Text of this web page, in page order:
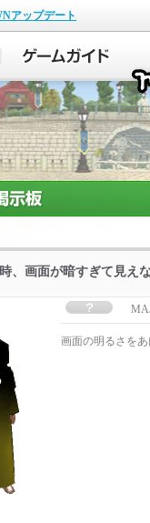
アップデート
、画面が暗すぎて見え
画面の明るさを